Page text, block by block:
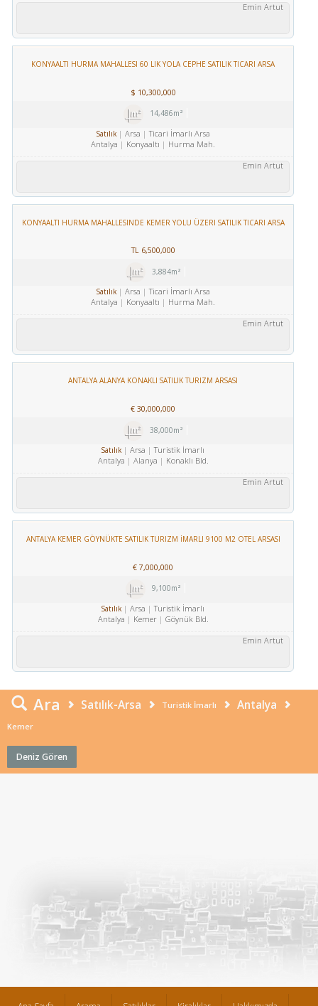
Emin Artut
KONYAALTI HURMA MAHALLESI 60 LIK YOLA CEPHE SATILIK TICARI ARSA
$ 10,300,000
14,486m²
Satılık Arsa
Ticari İmarlı Arsa
Antalya
Konyaaltı
Hurma Mah.
Emin Artut
KONYAALTI HURMA MAHALLESINDE KEMER YOLU ÜZERI SATILIK TICARI ARSA
TL6,500,000
3,884m²
Satılık Arsa
Ticari İmarlı Arsa
Antalya
Konyaaltı
Hurma Mah.
Emin Artut
ANTALYA ALANYA KONAKLI SATILIK TURIZM ARSASI
€ 30,000,000
38,000m²
Satılık Arsa
Turistik İmarlı
Antalya
Alanya
Konaklı Bld.
Emin Artut
ANTALYA KEMER GÖYNÜKTE SATILIK TURIZM İMARLI 9100 M2 OTEL ARSASI
€ 7,000,000
9,100m²
Satılık Arsa
Turistik İmarlı
Antalya
Kemer
Göynük Bld.
Emin Artut
Ara Satılık-Arsa Turistik İmarlı Antalya
Kemer
Deniz Gören